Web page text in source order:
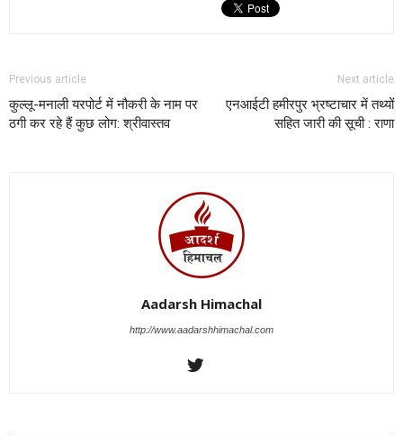
Previous article
कुल्लू-मनाली यरपोर्ट में नौकरी के नाम पर
ठगी कर रहे हैं कुछ लोग: श्रीवास्तव
Next article
एनआईटी हमीरपुर भ्रष्टाचार में तथ्यों
सहित जारी की सूची : राणा
Aadarsh Himachal
http://www.aadarshhimachal.com